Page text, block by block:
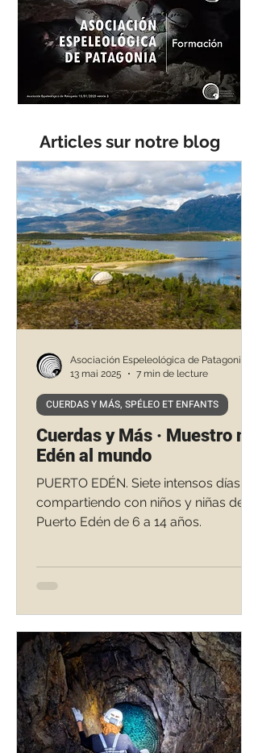
Articles sur notre blog
Cuerdas y Más · Muestro mi
Edén al mundo
PUERTO EDÉN. Siete intensos días
compartiendo con niños y niñas de
Puerto Edén de 6 a 14 años.
CUERDAS Y MÁS, SPÉLEO ET ENFANTS
Asociación Espeleológica de Patagonia
13 mai 2025
7 min de lecture